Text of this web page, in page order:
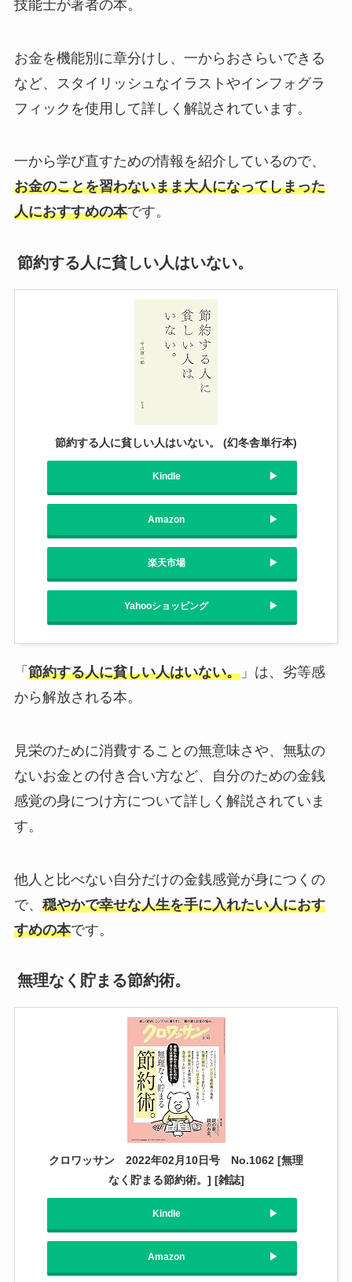
技能士が著者の本。
お金を機能別に章分けし、一からおさらいできる
など、スタイリッシュなイラストやインフォグラ
フィックを使用して詳しく解説されています。
一から学び直すための情報を紹介しているので、
お金のことを習わないまま大人になってしまった
人におすすめの本です。
節約する人に貧しい人はいない。
節約する人に貧しい人はいない。 (幻冬舎単行本)
Kindle
Amazon
楽天市場
Yahooショッピング
「 節約する人に貧しい人はいない。」は、劣等感
から解放される本。
見栄のために消費することの無意味さや、無駄の
ないお金との付き合い方など、自分のための金銭
感覚の身につけ方について詳しく解説されていま
す。
他人と比べない自分だけの金銭感覚が身につくの
で、 穏やかで幸せな人生を手に入れたい人におす
すめの本です。
無理なく貯まる節約術。
クロワッサン 2022年02月10日号 No.1062 [無理
なく貯まる節約術。] [雑誌]
Kindle
Amazon